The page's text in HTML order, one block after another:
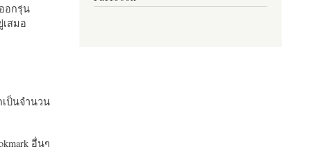
อกรุ่น
สมอ
ป็นจำนวน
อื่นๆ